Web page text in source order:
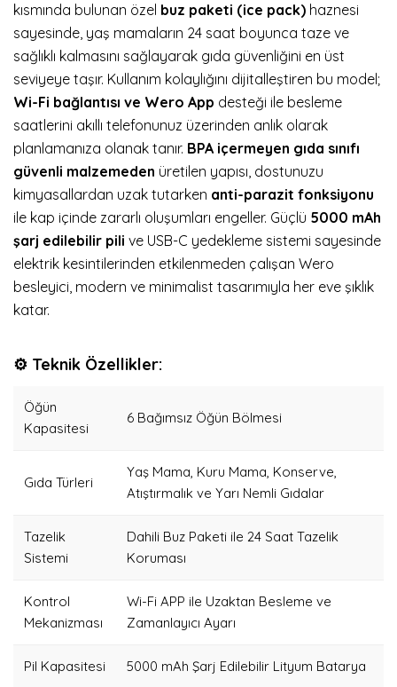
kısmında bulunan özel buz paketi (ice pack) haznesi
sayesinde, yaş mamaların 24 saat boyunca taze ve
sağlıklı kalmasını sağlayarak gıda güvenliğini en üst
seviyeye taşır. Kullanım kolaylığını dijitalleştiren bu model;
Wi-Fi bağlantısı ve Wero App desteği ile besleme
saatlerini akıllı telefonunuz üzerinden anlık olarak
planlamanıza olanak tanır. BPA içermeyen gıda sınıfı
güvenli malzemeden üretilen yapısı, dostunuzu
kimyasallardan uzak tutarken anti-parazit fonksiyonu
ile kap içinde zararlı oluşumları engeller. Güçlü 5000 mAh
şarj edilebilir pili ve USB-C yedekleme sistemi sayesinde
elektrik kesintilerinden etkilenmeden çalışan Wero
besleyici, modern ve minimalist tasarımıyla her eve şıklık
katar.
⚙️ Teknik Özellikler:
Öğün
Kapasitesi
6 Bağımsız Öğün Bölmesi
Gıda Türleri
Yaş Mama, Kuru Mama, Konserve,
Atıştırmalık ve Yarı Nemli Gıdalar
Tazelik
Sistemi
Dahili Buz Paketi ile 24 Saat Tazelik
Koruması
Kontrol
Mekanizması
Wi-Fi APP ile Uzaktan Besleme ve
Zamanlayıcı Ayarı
Pil Kapasitesi 5000 mAh Şarj Edilebilir Lityum Batarya